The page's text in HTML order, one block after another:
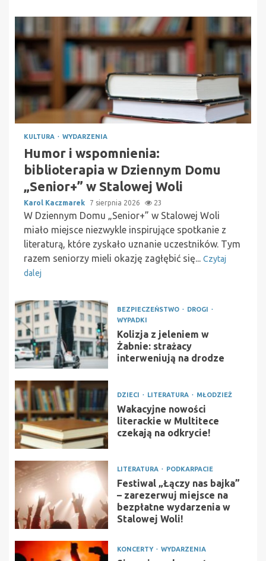
KULTURA WYDARZENIA
Humor i wspomnienia:
biblioterapia w Dziennym Domu
„Senior+” w Stalowej Woli
Karol Kaczmarek 7 sierpnia 2026 23
W Dziennym Domu „Senior+” w Stalowej Woli
miało miejsce niezwykle inspirujące spotkanie z
literaturą, które zyskało uznanie uczestników. Tym
razem seniorzy mieli okazję zagłębić się... Czytaj
dalej
BEZPIECZEŃSTWO
DROGI
WYPADKI
Kolizja z jeleniem w
Żabnie: strażacy
interweniują na drodze
DZIECI LITERATURA MŁODZIEŻ
Wakacyjne nowości
literackie w Multitece
czekają na odkrycie!
LITERATURA PODKARPACIE
Festiwal „Łączy nas bajka”
– zarezerwuj miejsce na
bezpłatne wydarzenia w
Stalowej Woli!
KONCERTY WYDARZENIA